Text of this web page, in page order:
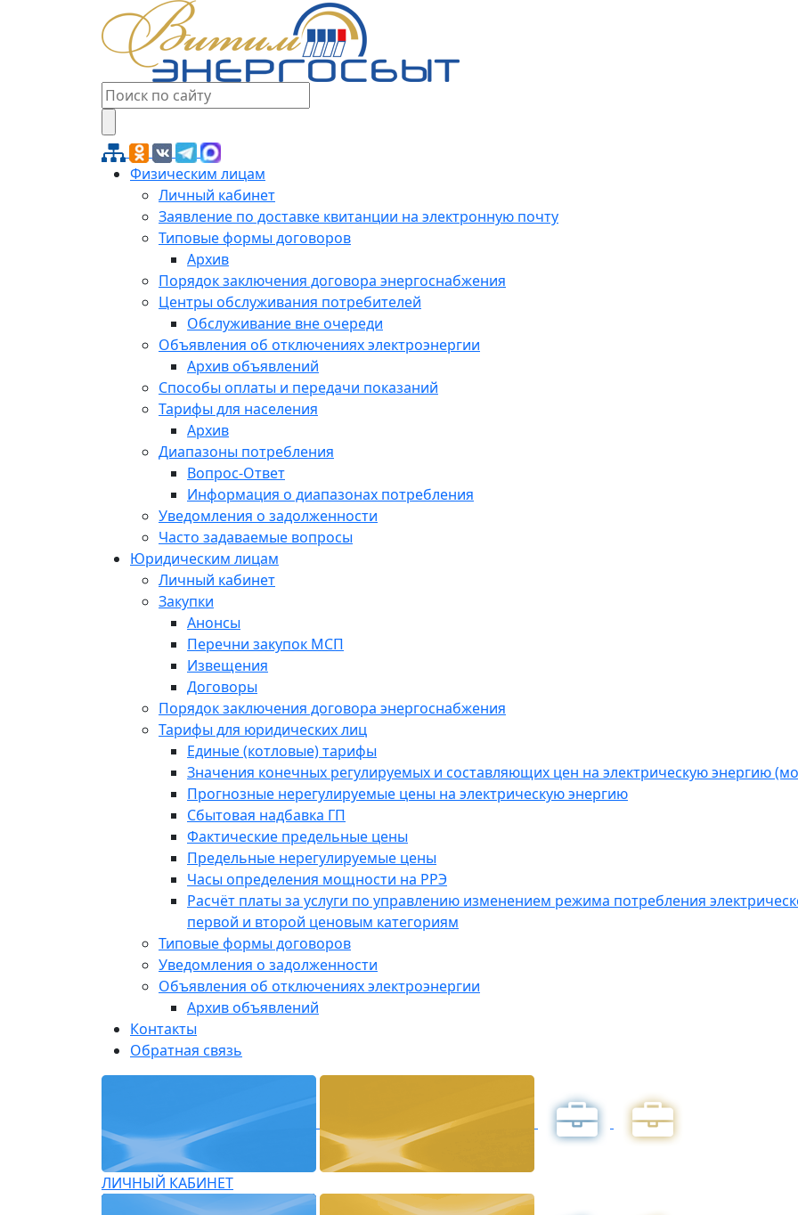
Физическим лицам
Личный кабинет
Заявление по доставке квитанции на электронную почту
Типовые формы договоров
Архив
Порядок заключения договора энергоснабжения
Центры обслуживания потребителей
Обслуживание вне очереди
Объявления об отключениях электроэнергии
Архив объявлений
Способы оплаты и передачи показаний
Тарифы для населения
Архив
Диапазоны потребления
Вопрос-Ответ
Информация о диапазонах потребления
Уведомления о задолженности
Часто задаваемые вопросы
Юридическим лицам
Личный кабинет
Закупки
Анонсы
Перечни закупок МСП
Извещения
Договоры
Порядок заключения договора энергоснабжения
Тарифы для юридических лиц
Единые (котловые) тарифы
Значения конечных регулируемых и составляющих цен на электрическую энергию
Прогнозные нерегулируемые цены на электрическую энергию
Сбытовая надбавка ГП
Фактические предельные цены
Предельные нерегулируемые цены
Часы определения мощности на РРЭ
Расчёт платы за услуги по управлению изменением режима потребления
первой и второй ценовым категориям
Типовые формы договоров
Уведомления о задолженности
Объявления об отключениях электроэнергии
Архив объявлений
Контакты
Обратная связь
ЛИЧНЫЙ КАБИНЕТ